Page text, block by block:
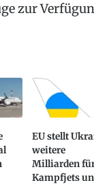
zur
EU stellt
weitere
Milliarden
Kampfjets